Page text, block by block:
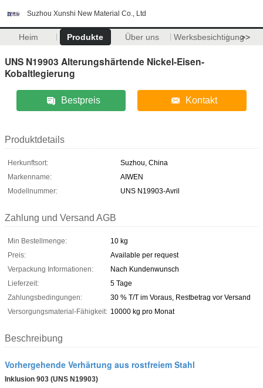
Suzhou Xunshi New Material Co., Ltd
Heim Produkte Über uns Werksbesichtigung>>
UNS N19903 Alterungshärtende Nickel-Eisen-
Kobaltlegierung
Bestpreis Kontakt
Produktdetails
Herkunftsort:
Suzhou, China
Markenname:
AIWEN
Modellnummer:
UNS N19903-Avril
Zahlung und Versand AGB
Min Bestellmenge:
10 kg
Preis:
Available per request
Verpackung Informationen:
Nach Kundenwunsch
Lieferzeit:
5 Tage
Zahlungsbedingungen:
30 % T/T im Voraus, Restbetrag vor Versand
Versorgungsmaterial-Fähigkeit: 10000 kg pro Monat
Beschreibung
Vorhergehende Verhärtung aus rostfreiem Stahl
Inklusion 903 (UNS N19903)